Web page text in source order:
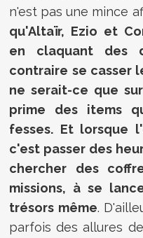
n'est pas une mince
qu'Altaïr, Ezio et
en claquant des
contraire se casser
ne serait-ce que
prime des items
fesses. Et lorsque
c'est passer des
chercher des
missions, à se
trésors même.
parfois des allures